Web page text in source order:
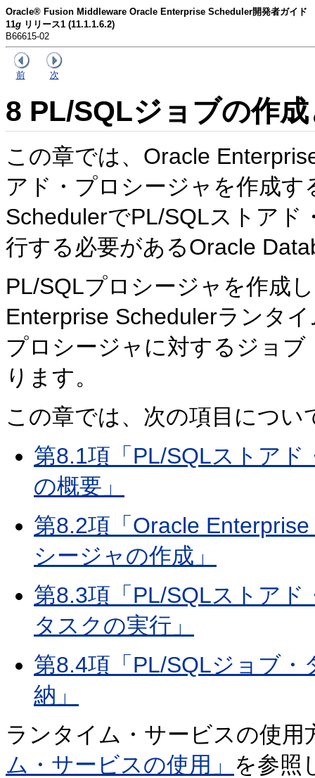
Oracle® Fusion Middleware Oracle Enterprise Scheduler開発者ガイド
11g リリース1 (11.1.1.6.2)
B66615-02
前 次
8 PL/SQLジョブの作
この章では、Oracle
アド・プロシージャを作成
SchedulerでPL/SQLストア
行する必要があるOracle
PL/SQLプロシージャを作成
Enterprise Schedulerランタ
プロシージャに対するジョ
ります。
この章では、次の項目につい
第8.1項「PL/SQLストア
の概要」
第8.2項「Oracle
シージャの作成」
第8.3項「PL/SQLストア
タスクの実行」
第8.4項「PL/SQLジョブ
納」
ランタイム・サービスの使用
ム・サービスの使用」 を参照